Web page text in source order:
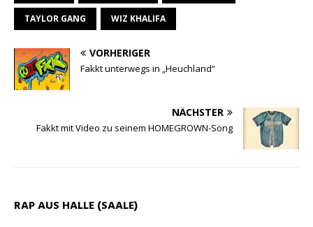
TAYLOR GANG WIZ KHALIFA
VORHERIGER
Fakkt unterwegs in „Heuchland“
NÄCHSTER
Fakkt mit Video zu seinem HOMEGROWN-Song
RAP AUS HALLE (SAALE)